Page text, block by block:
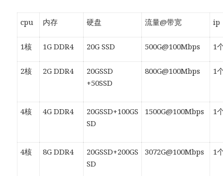
cpu 内存 硬盘 流量@带宽 ip
1核 1G DDR4 20G SSD 500G@100Mbps 1
2核 2G DDR4
20GSSD
+50SSD
800G@100Mbps 1
4核 4G DDR4
20GSSD+100GS
SD
1500G@100Mbps 1
4核 8G DDR4
20GSSD+200GS
SD
3072G@100Mbps 1